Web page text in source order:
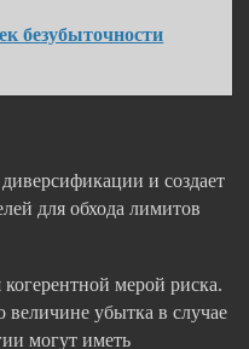
безубыточности
и создает
для обхода лимитов
мерой риска.
убытка в случае
могут иметь